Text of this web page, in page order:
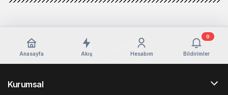
Anasayfa Akış Hesabım Bildirimler
0
Kurumsal